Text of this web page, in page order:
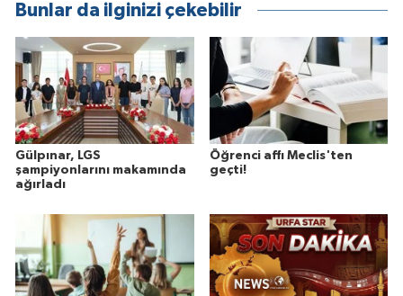
Bunlar da ilginizi çekebilir
Gülpınar, LGS
şampiyonlarını makamında
ağırladı
Öğrenci affı Meclis'ten
geçti!